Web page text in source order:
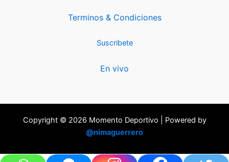
Terminos & Condiciones
Suscribete
En vivo
Copyright © 2026 Momento Deportivo | Powered by
@nimaguerrero